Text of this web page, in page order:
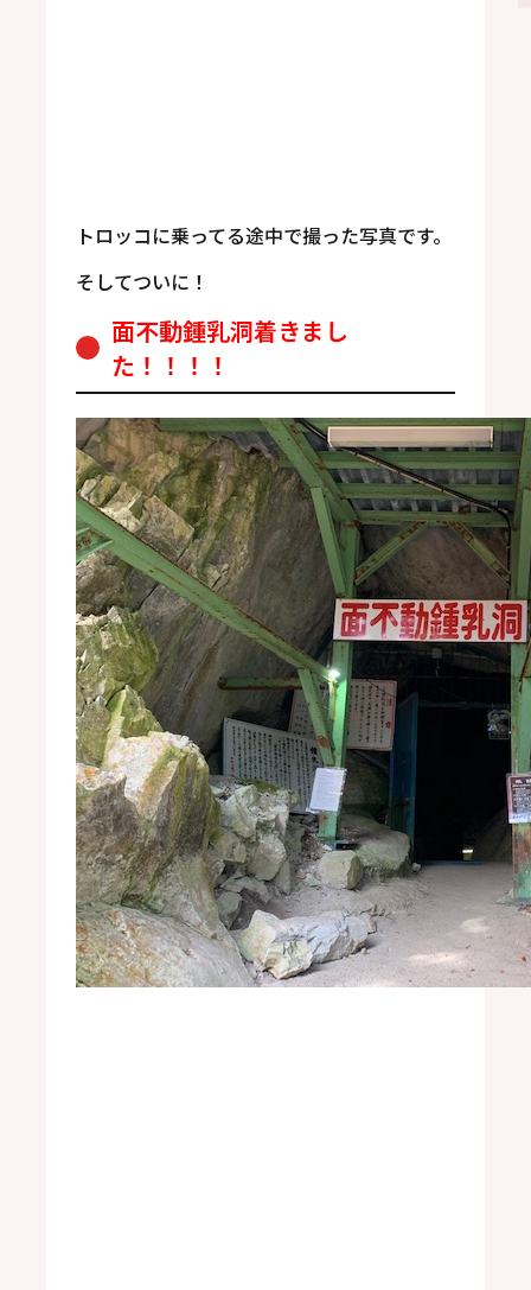
トロッコに乗ってる途中で撮った写真です。
そしてついに！
面不動鍾乳洞着きまし
た！！！！